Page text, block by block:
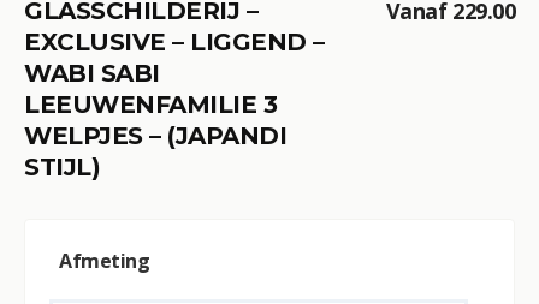
GLASSCHILDERIJ –
EXCLUSIVE – LIGGEND –
WABI SABI
LEEUWENFAMILIE 3
WELPJES – (JAPANDI
STIJL)
Vanaf 229.00
Afmeting